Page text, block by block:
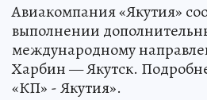
Авиакомпания «Якутия»
выполнении
международному
Харбин — Якутск.
«КП» - Якутия».